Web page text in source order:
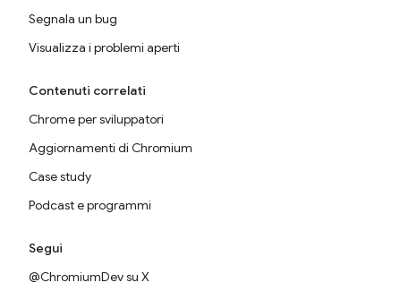
Segnala un bug
Visualizza i problemi aperti
Contenuti correlati
Chrome per sviluppatori
Aggiornamenti di Chromium
Case study
Podcast e programmi
Segui
@ChromiumDev su X